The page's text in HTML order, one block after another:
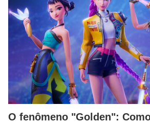
O fenômeno "Golden":